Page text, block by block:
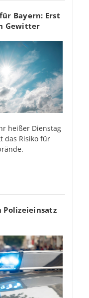
Bayern: Erst
Gewitter
heißer Dienstag
das Risiko für